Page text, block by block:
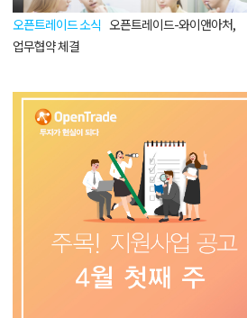
오픈트레이드 소식 오픈트레이드-와이앤아처,
업무협약 체결